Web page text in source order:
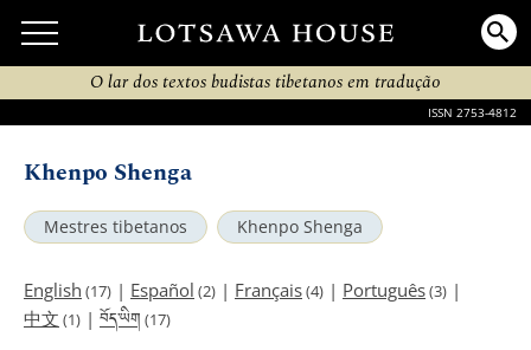
O lar dos textos budistas tibetanos em tradução
ISSN 2753-4812
Khenpo Shenga
Mestres tibetanos Khenpo Shenga
English (17) | Español (2) | Français(4) | Português(3) |
中文 (1) | བོད་ཡིག (17)